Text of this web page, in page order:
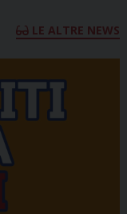
LE ALTRE NEWS